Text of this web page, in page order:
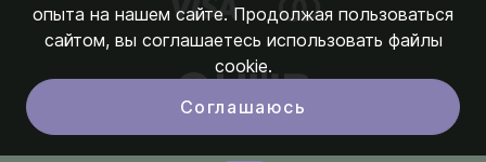
опыта на нашем сайте. Продолжая пользоваться
сайтом, вы соглашаетесь использовать файлы
cookie.
Соглашаюсь